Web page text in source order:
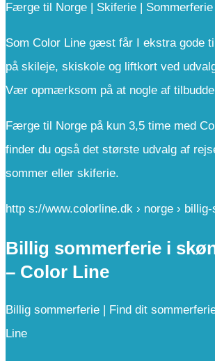
Færge til Norge | Skiferie |
Som Color Line gæst får I ekstra gode
på skileje, skiskole og liftkort ved
Vær opmærksom på at nogle af
Færge til Norge på kun 3,5 time med
finder du også det største udvalg af
sommer eller skiferie.
http s://www.colorline.dk › norge ›
Billig sommerferie i
– Color Line
Billig sommerferie | Find dit
Line